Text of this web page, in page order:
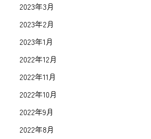
2023年3月
2023年2月
2023年1月
2022年12月
2022年11月
2022年10月
2022年9月
2022年8月